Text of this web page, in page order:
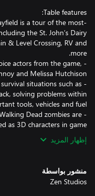
is a tour of the most
the St. John’s Dairy
& Level Crossing, RV and
actors from the game,
situations such as
solving problems within
Dead zombies are
as 3D characters in game.
إظهار المزيد
منشور بواسطة
Zen Studios